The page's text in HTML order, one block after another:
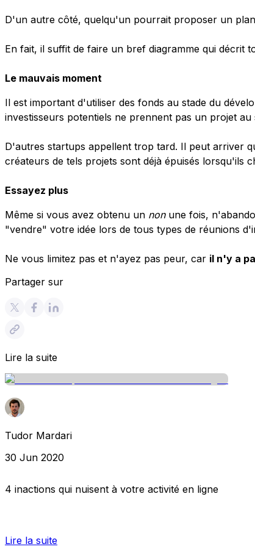
D'un autre côté, quelqu'un pourrait proposer un
En fait, il suffit de faire un bref diagramme qui décrit
Le mauvais moment
Il est important d'utiliser des fonds au stade du
investisseurs potentiels ne prennent pas un projet au
D'autres startups appellent trop tard. Il peut arriver
créateurs de tels projets sont déjà épuisés lorsqu'ils
Essayez plus
Même si vous avez obtenu un non une fois,
"vendre" votre idée lors de tous types de réunions
Ne vous limitez pas et n'ayez pas peur, car il n'y a
Partager sur
Lire la suite
Tudor Mardari
30 Jun 2020
4 inactions qui nuisent à votre activité en ligne
Lire la suite